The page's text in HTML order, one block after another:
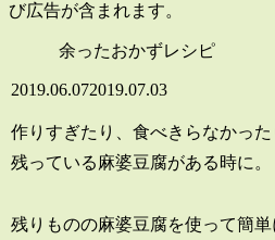
び広告が含まれます。
余ったおかずレシピ
2019.06.072019.07.03
作りすぎたり、食べきらなかった
残っている麻婆豆腐がある時に。
残りものの麻婆豆腐を使って簡単